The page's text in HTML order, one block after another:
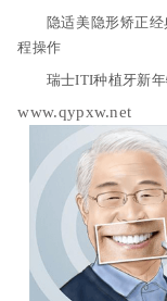
隐适美隐形矫正
程操作
瑞士ITI种植牙新
www.qypxw.net